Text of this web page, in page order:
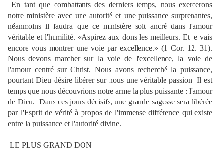
En tant que combattants des derniers temps, nous exercerons
notre ministère avec une autorité et une puissance surprenantes,
néanmoins il faudra que ce ministère soit ancré dans l'amour
véritable et l'humilité. «Aspirez aux dons les meilleurs. Et je vais
encore vous montrer une voie par excellence.» (1 Cor. 12. 31).
Nous devons marcher sur la voie de l'excellence, la voie de
l'amour centré sur Christ. Nous avons recherché la puissance,
pourtant Dieu désire libérer sur nous une véritable passion. Il est
temps que nous découvrions notre arme la plus puissante : l'amour
de Dieu. Dans ces jours décisifs, une grande sagesse sera libérée
par l'Esprit de vérité à propos de l'immense différence qui existe
entre la puissance et l'autorité divine.
LE PLUS GRAND DON